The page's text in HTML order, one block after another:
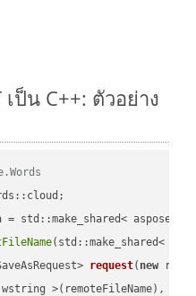
ป็น C++: ตัวอย่าง
= std::make_shared<
(std::make_shared<
request( new
>(remoteFileName),